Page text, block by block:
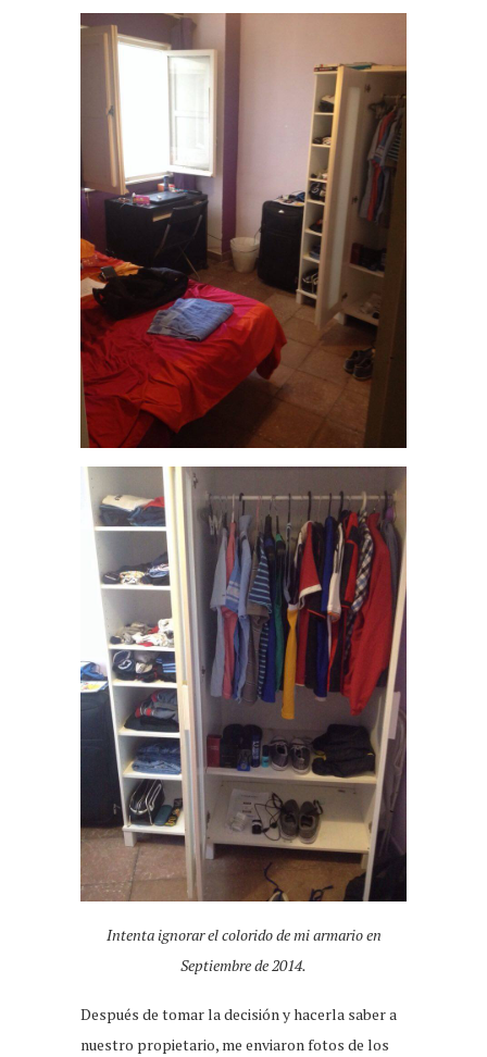
Intenta ignorar el colorido de mi armario en
Septiembre de 2014.
Después de tomar la decisión y hacerla saber a
nuestro propietario, me enviaron fotos de los